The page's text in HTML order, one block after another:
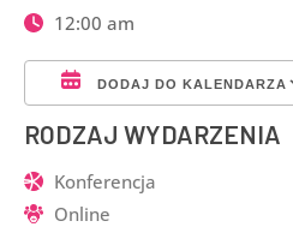
12:00 am
DODAJ DO KALENDARZA
Pobierz ICS
RODZAJ WYDARZENIA
Konferencja
Online